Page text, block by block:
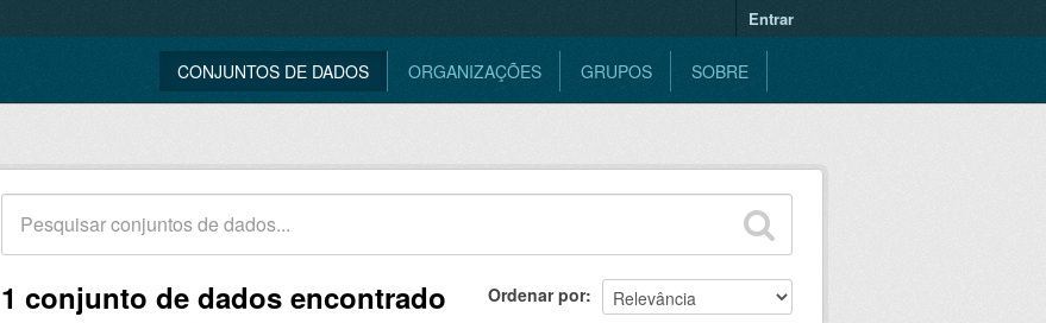
Entrar
CONJUNTOS DE DADOS ORGANIZAÇÕES GRUPOS SOBRE
Ordenar por
1 conjunto de dados encontrado